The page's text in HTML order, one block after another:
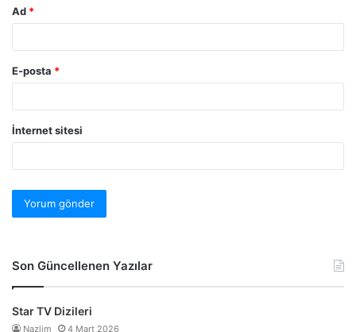
Ad *
E-posta *
İnternet sitesi
Son Güncellenen Yazılar
Star TV Dizileri
Nazlim 4 Mart 2026